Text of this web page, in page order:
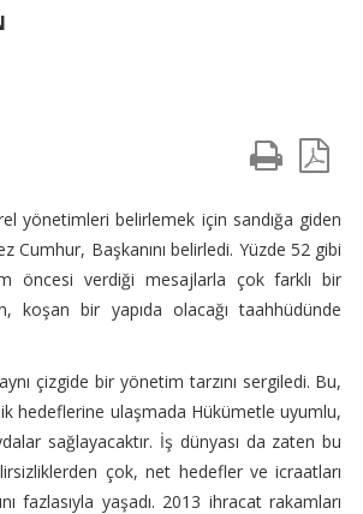
yönetimleri belirlemek için sandığa giden
Cumhur, Başkanını belirledi. Yüzde 52 gibi
öncesi verdiği mesajlarla çok farklı bir
koşan bir yapıda olacağı taahhüdünde
çizgide bir yönetim tarzını sergiledi. Bu,
hedeflerine ulaşmada Hükümetle uyumlu,
sağlayacaktır. İş dünyası da zaten bu
çok, net hedefler ve icraatları
fazlasıyla yaşadı. 2013 ihracat rakamları